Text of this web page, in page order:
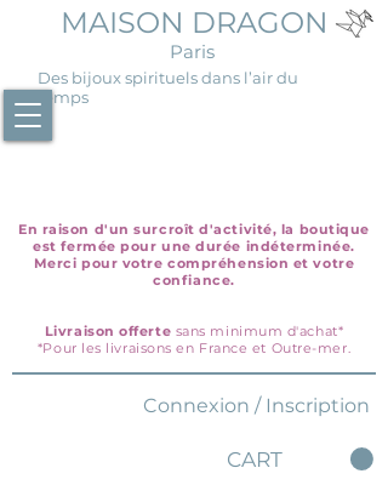
CART
Paris
MAISON DRAGON
Connexion / Inscription
En raison d'un surcroît d'activité, la boutique
est fermée pour une durée indéterminée.
Merci pour votre compréhension et votre
confiance.
Livraison offerte sans minimum d'achat*
*Pour les livraisons en France et Outre-mer.
Des bijoux spirituels dans l’air du
temps